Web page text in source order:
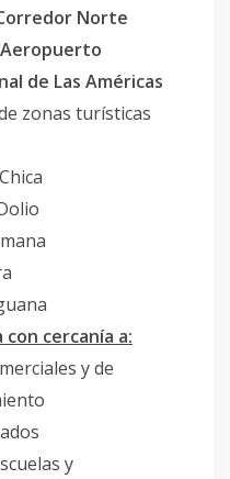
Norte
Aeropuerto
de Las Américas
zonas turísticas
cercanía a:
y de
y